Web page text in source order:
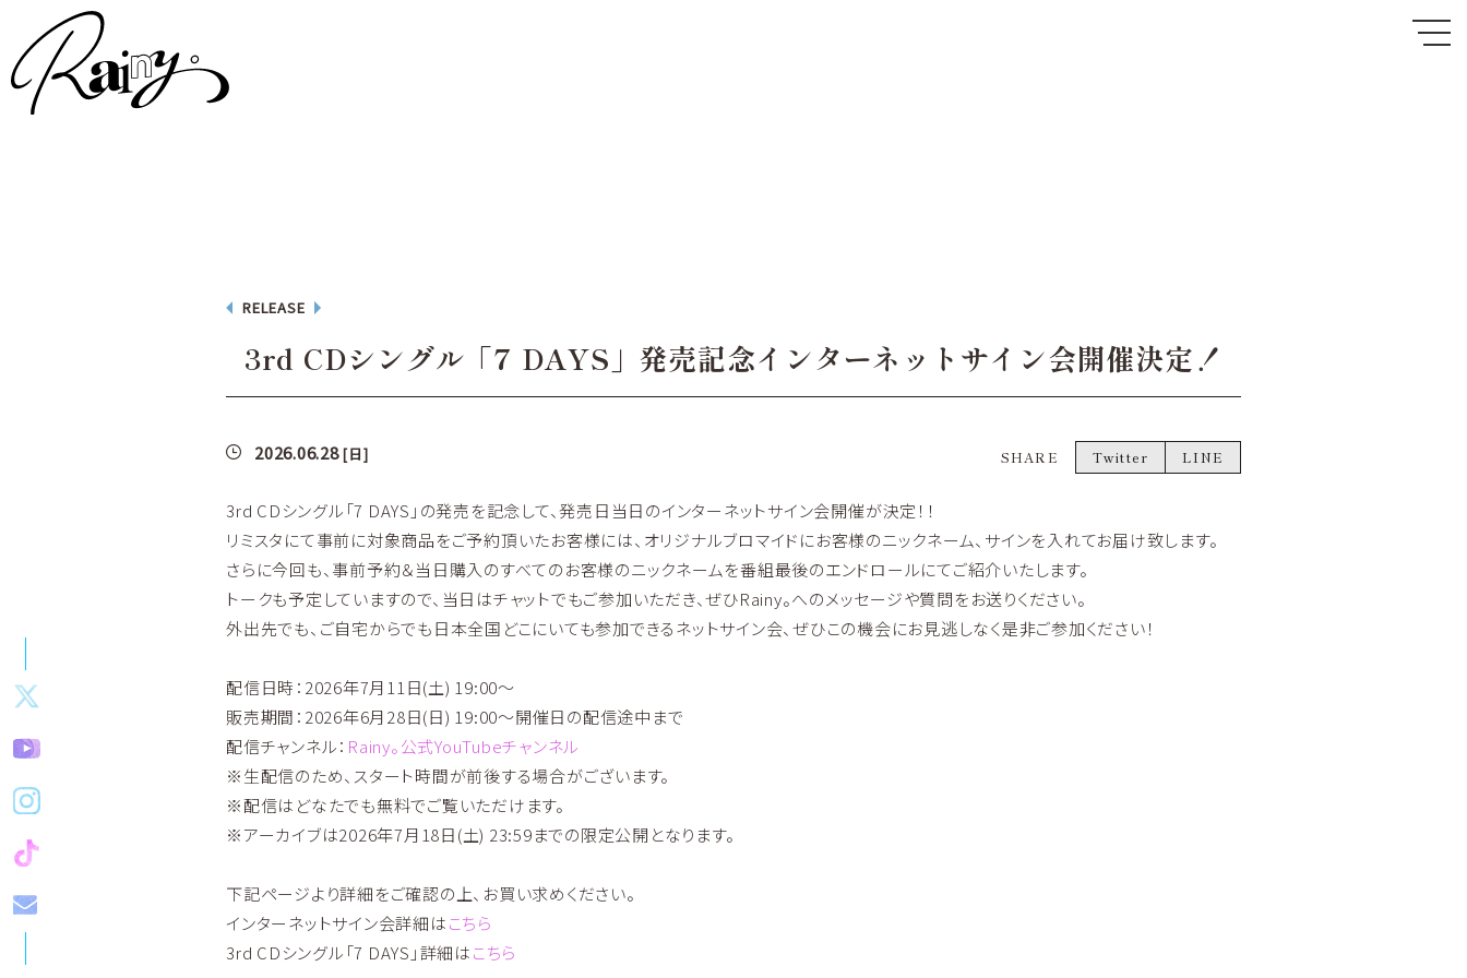
RELEASE
3rd CDシングル「7 DAYS」発売記念インターネットサイン会開催決定！
2026.06.28[日] SHARE Twitter LINE
3rd CDシングル「7 DAYS」の発売を記念して、発売日当日のインターネットサイン会開催が決定！！
リミスタにて事前に対象商品をご予約頂いたお客様には、オリジナルブロマイドにお客様のニックネーム、サインを入れてお届け致します。
さらに今回も、事前予約＆当日購入のすべてのお客様のニックネームを番組最後のエンドロールにてご紹介いたします。
トークも予定していますので、当日はチャットでもご参加いただき、ぜひRainy。へのメッセージや質問をお送りください。
外出先でも、ご自宅からでも日本全国どこにいても参加できるネットサイン会、ぜひこの機会にお見逃しなく是非ご参加ください！
配信日時：2026年7月11日(土) 19:00～
販売期間：2026年6月28日(日) 19:00～開催日の配信途中まで
配信チャンネル： Rainy。公式YouTubeチャンネル
※生配信のため、スタート時間が前後する場合がございます。
※配信はどなたでも無料でご覧いただけます。
※アーカイブは2026年7月18日(土) 23:59までの限定公開となります。
下記ページより詳細をご確認の上、お買い求めください。
インターネットサイン会詳細はこちら
3rd CDシングル「7 DAYS」詳細はこちら